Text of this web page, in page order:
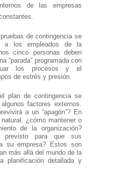
de las empresas
de contingencia se
a los empleados de la
cinco personas deben
“parada” programada con
los procesos y el
de estrés y presión.
plan de contingencia se
factores externos.
a un “apagón”? En
¿cómo mantener o
de la organización?
para que sus
su empresa? Estos son
más allá del mundo de la
planificación detallada y